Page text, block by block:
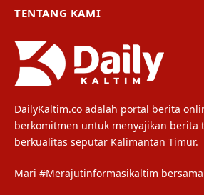
TENTANG KAMI
DailyKaltim.co adalah portal berita
berkomitmen untuk menyajikan berita
berkualitas seputar Kalimantan Timur.
Mari #Merajutinformasikaltim